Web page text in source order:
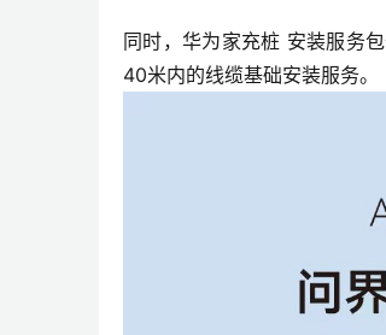
同时，华为家充桩 安装服务
40米内的线缆基础安装服务。